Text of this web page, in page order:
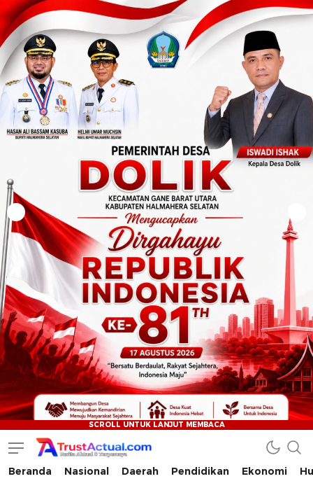
Trustactual.com
Aktual dan Terpercaya
Beranda Nasional Daerah Pendidikan Ekonomi